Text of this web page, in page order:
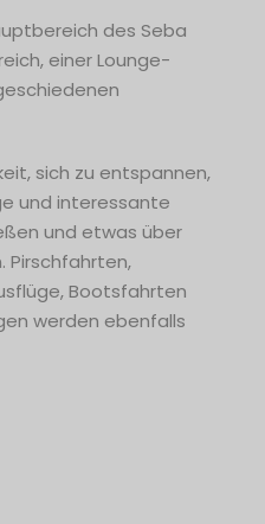
des Seba
einer Lounge-
sich zu entspannen,
und interessante
und etwas über
Pirschfahrten,
Bootsfahrten
werden ebenfalls